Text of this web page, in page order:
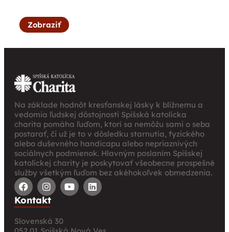
Zobraziť
Na základe hodnôt kresťanskej lásky k blížnemu a
vedomia ľudskej dôstojnosti Spišská katolícka
charita pomáha ľuďom, ktorí sa nemôžu sami o seba
postarať, či už je to v dôsledku starnutia, fyzického
alebo duševného handicapu alebo nepriaznivých
sociálnych podmienok. Hlavným poslaním Spišskej
katolíckej charity je poskytovať všeobecne prospešné
služby všetkým ľuďom bez akéhokoľvek obmedzenia.
Kontakt
Slovenská 30